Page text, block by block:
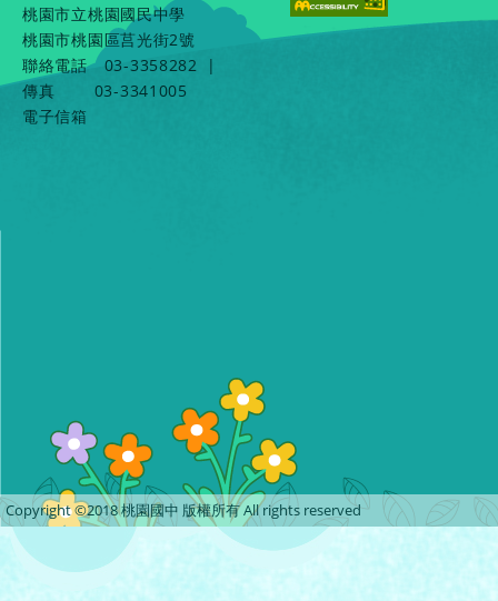
桃園市立桃園國民中學
桃園市桃園區莒光街2號
聯絡電話
03-3358282
|
傳真
03-3341005
電子信箱
Copyright ©2018 桃園國中 版權所有 All rights reserved